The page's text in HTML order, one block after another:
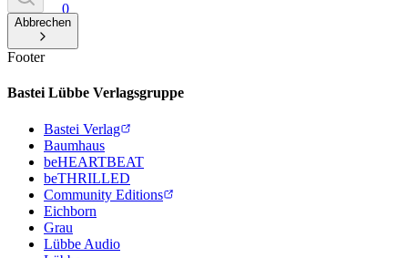
0
Abbrechen
Footer
Bastei Lübbe Verlagsgruppe
Bastei Verlag
Baumhaus
beHEARTBEAT
beTHRILLED
Community Editions
Eichborn
Grau
Lübbe Audio